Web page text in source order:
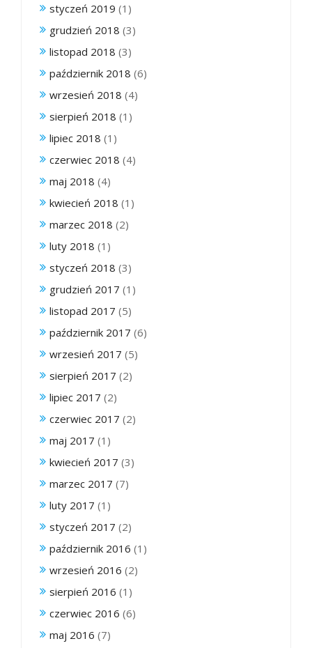
styczeń 2019 (1)
grudzień 2018 (3)
listopad 2018 (3)
październik 2018 (6)
wrzesień 2018 (4)
sierpień 2018 (1)
lipiec 2018 (1)
czerwiec 2018 (4)
maj 2018 (4)
kwiecień 2018 (1)
marzec 2018 (2)
luty 2018 (1)
styczeń 2018 (3)
grudzień 2017 (1)
listopad 2017 (5)
październik 2017 (6)
wrzesień 2017 (5)
sierpień 2017 (2)
lipiec 2017 (2)
czerwiec 2017 (2)
maj 2017 (1)
kwiecień 2017 (3)
marzec 2017 (7)
luty 2017 (1)
styczeń 2017 (2)
październik 2016 (1)
wrzesień 2016 (2)
sierpień 2016 (1)
czerwiec 2016 (6)
maj 2016 (7)